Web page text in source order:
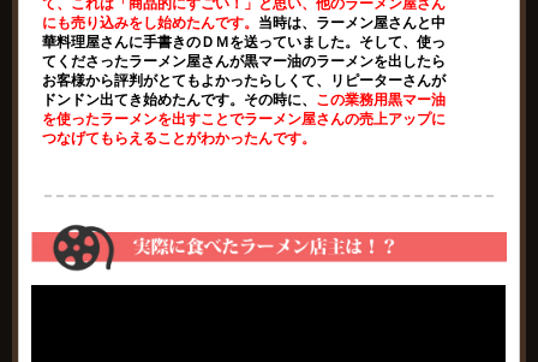
て、これは「商品的にすごい！」と思い、他のラーメン屋さん
にも売り込みをし始めたんです。 当時は、ラーメン屋さんと中
華料理屋さんに手書きのＤＭを送っていました。そして、使っ
てくださったラーメン屋さんが黒マー油のラーメンを出したら
お客様から評判がとてもよかったらしくて、リピーターさんが
ドンドン出てき始めたんです。その時に、 この業務用黒マー油
を使ったラーメンを出すことでラーメン屋さんの売上アップに
つなげてもらえることがわかったんです。